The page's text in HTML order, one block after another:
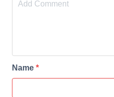
Name *